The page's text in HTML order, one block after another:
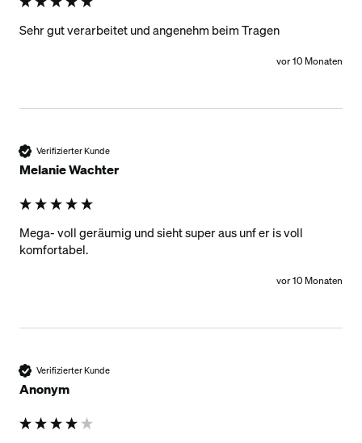
Sehr gut verarbeitet und angenehm beim Tragen
vor 10 Monaten
Verifizierter Kunde
Melanie Wachter
Mega- voll geräumig und sieht super aus unf er is voll
komfortabel.
vor 10 Monaten
Verifizierter Kunde
Anonym